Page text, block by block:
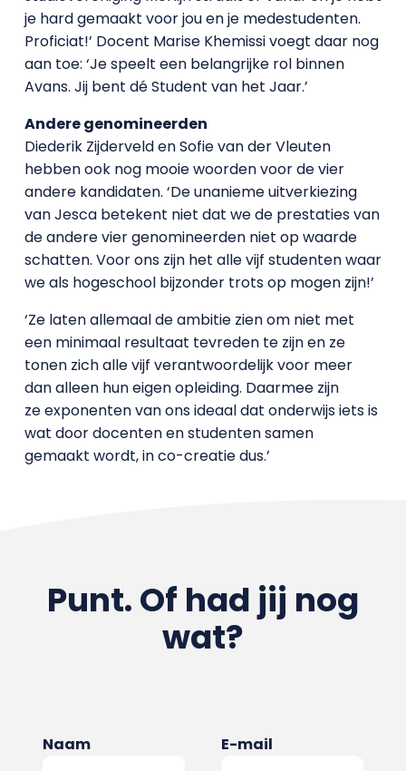
je hard gemaakt voor jou en je medestudenten.
Proficiat!’ Docent Marise Khemissi voegt daar nog
aan toe: ‘Je speelt een belangrijke rol binnen
Avans. Jij bent dé Student van het Jaar.’
Andere genomineerden
Diederik Zijderveld en Sofie van der Vleuten
hebben ook nog mooie woorden voor de vier
andere kandidaten. ‘De unanieme uitverkiezing
van Jesca betekent niet dat we de prestaties van
de andere vier genomineerden niet op waarde
schatten. Voor ons zijn het alle vijf studenten waar
we als hogeschool bijzonder trots op mogen zijn!’
‘Ze laten allemaal de ambitie zien om niet met
een minimaal resultaat tevreden te zijn en ze
tonen zich alle vijf verantwoordelijk voor meer
dan alleen hun eigen opleiding. Daarmee zijn
ze exponenten van ons ideaal dat onderwijs iets is
wat door docenten en studenten samen
gemaakt wordt, in co-creatie dus.’
Punt. Of had jij nog
wat?
Naam E-mail